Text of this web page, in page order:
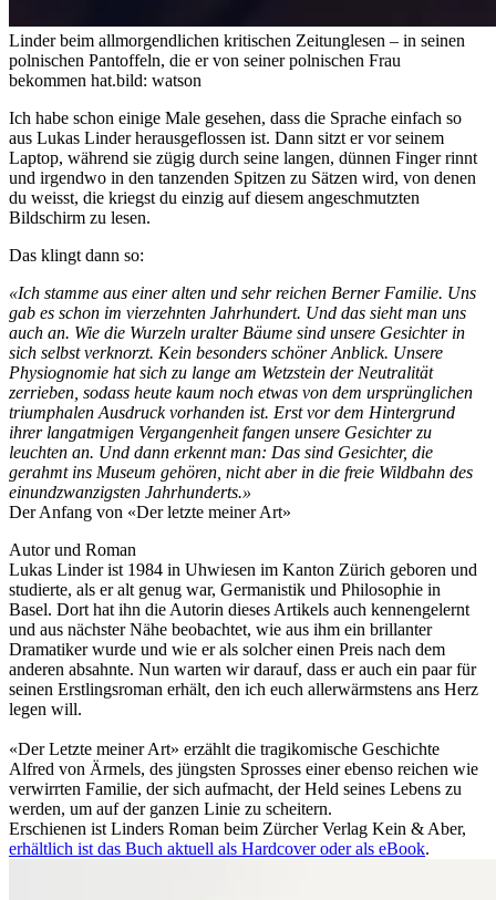
Linder beim allmorgendlichen kritischen Zeitunglesen – in seinen
polnischen Pantoffeln, die er von seiner polnischen Frau
bekommen hat.bild: watson
Ich habe schon einige Male gesehen, dass die Sprache einfach so
aus Lukas Linder herausgeflossen ist. Dann sitzt er vor seinem
Laptop, während sie zügig durch seine langen, dünnen Finger rinnt
und irgendwo in den tanzenden Spitzen zu Sätzen wird, von denen
du weisst, die kriegst du einzig auf diesem angeschmutzten
Bildschirm zu lesen.
Das klingt dann so:
«Ich stamme aus einer alten und sehr reichen Berner Familie. Uns
gab es schon im vierzehnten Jahrhundert. Und das sieht man uns
auch an. Wie die Wurzeln uralter Bäume sind unsere Gesichter in
sich selbst verknorzt. Kein besonders schöner Anblick. Unsere
Physiognomie hat sich zu lange am Wetzstein der Neutralität
zerrieben, sodass heute kaum noch etwas von dem ursprünglichen
triumphalen Ausdruck vorhanden ist. Erst vor dem Hintergrund
ihrer langatmigen Vergangenheit fangen unsere Gesichter zu
leuchten an. Und dann erkennt man: Das sind Gesichter, die
gerahmt ins Museum gehören, nicht aber in die freie Wildbahn des
einundzwanzigsten Jahrhunderts.»
Der Anfang von «Der letzte meiner Art»
Autor und Roman
Lukas Linder ist 1984 in Uhwiesen im Kanton Zürich geboren und
studierte, als er alt genug war, Germanistik und Philosophie in
Basel. Dort hat ihn die Autorin dieses Artikels auch kennengelernt
und aus nächster Nähe beobachtet, wie aus ihm ein brillanter
Dramatiker wurde und wie er als solcher einen Preis nach dem
anderen absahnte. Nun warten wir darauf, dass er auch ein paar für
seinen Erstlingsroman erhält, den ich euch allerwärmstens ans Herz
legen will.
«Der Letzte meiner Art» erzählt die tragikomische Geschichte
Alfred von Ärmels, des jüngsten Sprosses einer ebenso reichen wie
verwirrten Familie, der sich aufmacht, der Held seines Lebens zu
werden, um auf der ganzen Linie zu scheitern.
Erschienen ist Linders Roman beim Zürcher Verlag Kein & Aber,
erhältlich ist das Buch aktuell als Hardcover oder als eBook.